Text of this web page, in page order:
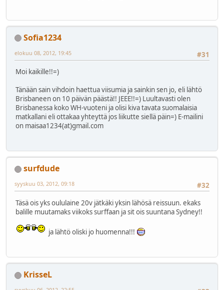
Sofia1234
#31
elokuu 08, 2012, 19:45
Moi kaikille!!=)
Tänään sain vihdoin haettua viisumia ja sainkin sen jo, eli lähtö
Brisbaneen on 10 päivän päästä!! JEEE!!=) Luultavasti olen
Brisbanessa koko WH-vuoteni ja olisi kiva tavata suomalaisia
matkallani eli ottakaa yhteyttä jos liikutte siellä päin=) E-mailini
on maisaa1234(at)gmail.com
surfdude
#32
syyskuu 03, 2012, 09:18
Täsä ois yks oululaine 20v jätkäki yksin lähösä reissuun. ekaks
balille muutamaks viikoks surffaan ja sit ois suuntana Sydney!!
ja lähtö oliski jo huomenna!!!
KrisseL